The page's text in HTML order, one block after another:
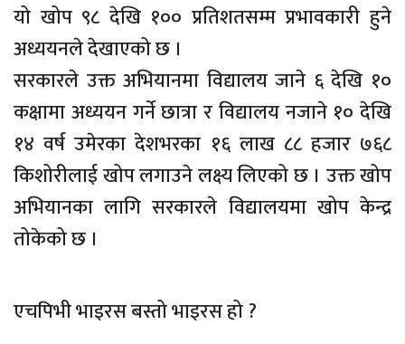
यो खोप ९८ देखि १०० प्रतिशतसम्म प्रभावकारी हुने
अध्ययनले देखाएको छ ।
सरकारले उक्त अभियानमा विद्यालय जाने ६ देखि १०
कक्षामा अध्ययन गर्ने छात्रा र विद्यालय नजाने १० देखि
१४ वर्ष उमेरका देशभरका १६ लाख ८८ हजार ७६८
किशोरीलाई खोप लगाउने लक्ष्य लिएको छ । उक्त खोप
अभियानका लागि सरकारले विद्यालयमा खोप केन्द्र
तोकेको छ ।
एचपिभी भाइरस बस्तो भाइरस हो ?